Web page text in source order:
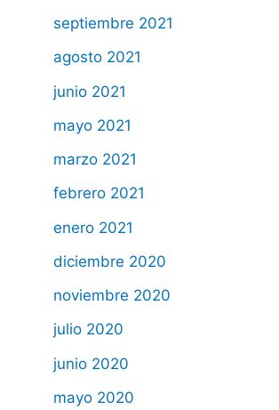
septiembre 2021
agosto 2021
junio 2021
mayo 2021
marzo 2021
febrero 2021
enero 2021
diciembre 2020
noviembre 2020
julio 2020
junio 2020
mayo 2020